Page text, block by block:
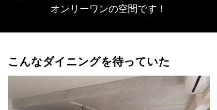
オンリーワンの空間です！
こんなダイニングを待っていた